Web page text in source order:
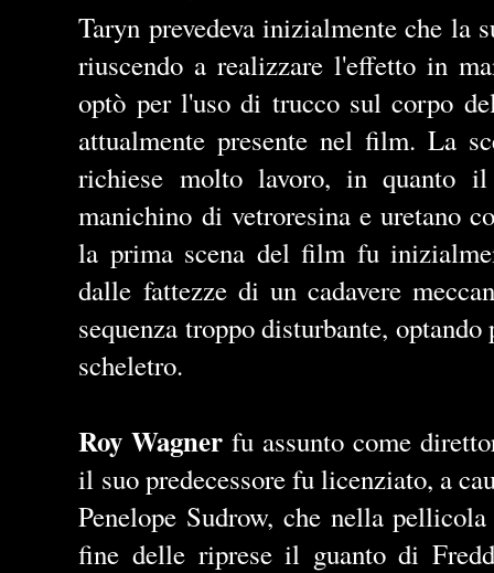
Taryn prevedeva inizialmente che la
riuscendo a realizzare l'effetto in
optò per l'uso di trucco sul corpo
attualmente presente nel film. La
richiese molto lavoro, in quanto
manichino di vetroresina e uretano
la prima scena del film fu
dalle fattezze di un cadavere
sequenza troppo disturbante,
scheletro.
Roy Wagner fu assunto come
il suo predecessore fu licenziato, a
Penelope Sudrow, che nella
fine delle riprese il guanto di